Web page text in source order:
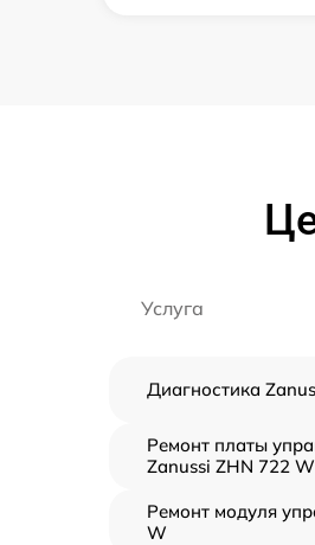
Услуга
Диагностика
Ремонт платы
Zanussi ZHN 722 W
Ремонт модуля
W